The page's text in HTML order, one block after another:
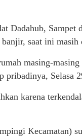
Dadahub, Sampet
saat ini
masing-masing
pribadinya, Selasa
karena
Kecamatan)